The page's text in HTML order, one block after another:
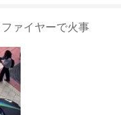
ァイヤーで火事